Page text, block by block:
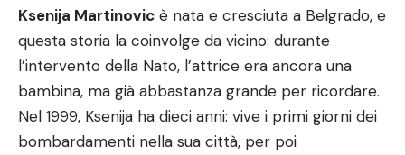
Ksenija Martinovic è nata e cresciuta a Belgrado, e
questa storia la coinvolge da vicino: durante
l’intervento della Nato, l’attrice era ancora una
bambina, ma già abbastanza grande per ricordare.
Nel 1999, Ksenija ha dieci anni: vive i primi giorni dei
bombardamenti nella sua città, per poi